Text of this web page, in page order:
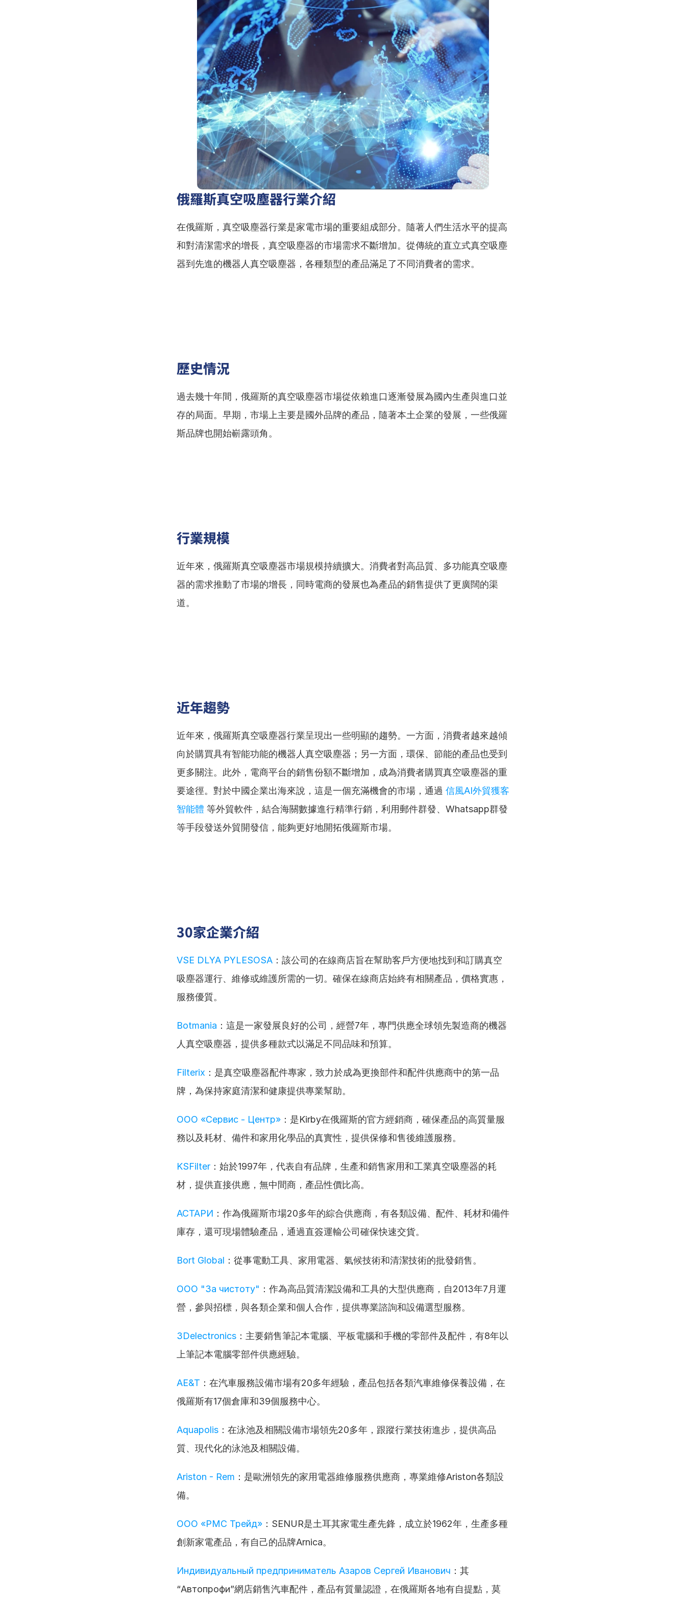
俄羅斯真空吸塵器行業介紹
在俄羅斯，真空吸塵器行業是家電市場的重要組成部分。隨著人們生活水平的提高
和對清潔需求的增長，真空吸塵器的市場需求不斷增加。從傳統的直立式真空吸塵
器到先進的機器人真空吸塵器，各種類型的產品滿足了不同消費者的需求。
歷史情況
過去幾十年間，俄羅斯的真空吸塵器市場從依賴進口逐漸發展為國內生產與進口並
存的局面。早期，市場上主要是國外品牌的產品，隨著本土企業的發展，一些俄羅
斯品牌也開始嶄露頭角。
行業規模
近年來，俄羅斯真空吸塵器市場規模持續擴大。消費者對高品質、多功能真空吸塵
器的需求推動了市場的增長，同時電商的發展也為產品的銷售提供了更廣闊的渠
道。
近年趨勢
近年來，俄羅斯真空吸塵器行業呈現出一些明顯的趨勢。一方面，消費者越來越傾
向於購買具有智能功能的機器人真空吸塵器；另一方面，環保、節能的產品也受到
更多關注。此外，電商平台的銷售份額不斷增加，成為消費者購買真空吸塵器的重
要途徑。對於中國企業出海來說，這是一個充滿機會的市場，通過 信風AI外貿獲客
智能體 等外貿軟件，結合海關數據進行精準行銷，利用郵件群發、Whatsapp群發
等手段發送外貿開發信，能夠更好地開拓俄羅斯市場。
30家企業介紹
VSE DLYA PYLESOSA ：該公司的在線商店旨在幫助客戶方便地找到和訂購真空
吸塵器運行、維修或維護所需的一切。確保在線商店始終有相關產品，價格實惠，
服務優質。
Botmania ：這是一家發展良好的公司，經營7年，專門供應全球領先製造商的機器
人真空吸塵器，提供多種款式以滿足不同品味和預算。
Filterix ：是真空吸塵器配件專家，致力於成為更換部件和配件供應商中的第一品
牌，為保持家庭清潔和健康提供專業幫助。
ООО «Сервис - Центр» ：是Kirby在俄羅斯的官方經銷商，確保產品的高質量服
務以及耗材、備件和家用化學品的真實性，提供保修和售後維護服務。
KSFilter ：始於1997年，代表自有品牌，生產和銷售家用和工業真空吸塵器的耗
材，提供直接供應，無中間商，產品性價比高。
АСТАРИ ：作為俄羅斯市場20多年的綜合供應商，有各類設備、配件、耗材和備件
庫存，還可現場體驗產品，通過直簽運輸公司確保快速交貨。
Bort Global ：從事電動工具、家用電器、氣候技術和清潔技術的批發銷售。
ООО "За чистоту" ：作為高品質清潔設備和工具的大型供應商，自2013年7月運
營，參與招標，與各類企業和個人合作，提供專業諮詢和設備選型服務。
3Delectronics ：主要銷售筆記本電腦、平板電腦和手機的零部件及配件，有8年以
上筆記本電腦零部件供應經驗。
AE&T ：在汽車服務設備市場有20多年經驗，產品包括各類汽車維修保養設備，在
俄羅斯有17個倉庫和39個服務中心。
Aquapolis ：在泳池及相關設備市場領先20多年，跟蹤行業技術進步，提供高品
質、現代化的泳池及相關設備。
Ariston - Rem ：是歐洲領先的家用電器維修服務供應商，專業維修Ariston各類設
備。
OOO «РМС Трейд» ：SENUR是土耳其家電生產先鋒，成立於1962年，生產多種
創新家電產品，有自己的品牌Arnica。
Индивидуальный предприниматель Азаров Сергей Иванович ：其
“Автопрофи”網店銷售汽車配件，產品有質量認證，在俄羅斯各地有自提點，莫